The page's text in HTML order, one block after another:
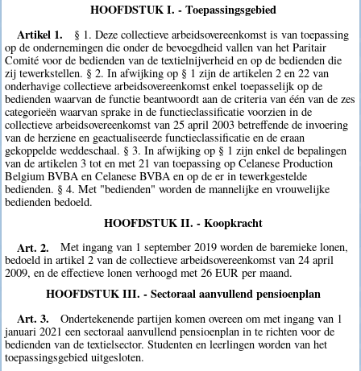
HOOFDSTUK I. - Toepassingsgebied
Artikel 1.
§ 1. Deze collectieve arbeidsovereenkomst is van toepassing
op de ondernemingen die onder de bevoegdheid vallen van het Paritair
Comité voor de bedienden van de textielnijverheid en op de bedienden die
zij tewerkstellen. § 2. In afwijking op § 1 zijn de artikelen 2 en 22 van
onderhavige collectieve arbeidsovereenkomst enkel toepasselijk op de
bedienden waarvan de functie beantwoordt aan de criteria van één van de zes
categorieën waarvan sprake in de functieclassificatie voorzien in de
collectieve arbeidsovereenkomst van 25 april 2003 betreffende de invoering
van de herziene en geactualiseerde functieclassificatie en de eraan
gekoppelde weddeschaal. § 3. In afwijking op § 1 zijn enkel de bepalingen
van de artikelen 3 tot en met 21 van toepassing op Celanese Production
Belgium BVBA en Celanese BVBA en op de er in tewerkgestelde
bedienden. § 4. Met "bedienden" worden de mannelijke en vrouwelijke
bedienden bedoeld.
HOOFDSTUK II. - Koopkracht
Art. 2.
Met ingang van 1 september 2019 worden de baremieke lonen,
bedoeld in artikel 2 van de collectieve arbeidsovereenkomst van 24 april
2009, en de effectieve lonen verhoogd met 26 EUR per maand.
HOOFDSTUK III. - Sectoraal aanvullend pensioenplan
Art. 3.
Ondertekenende partijen komen overeen om met ingang van 1
januari 2021 een sectoraal aanvullend pensioenplan in te richten voor de
bedienden van de textielsector. Studenten en leerlingen worden van het
toepassingsgebied uitgesloten.